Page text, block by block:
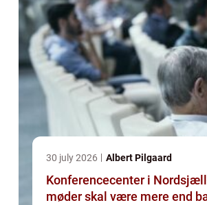
30 july 2026 Albert Pilgaard
Konferencecenter i
møder skal være mere end